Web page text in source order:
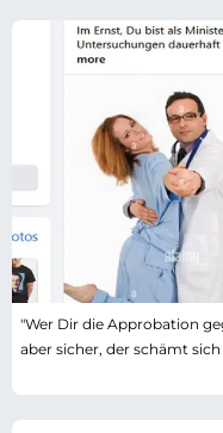
"Wer Dir die Approbation
aber sicher, der schämt